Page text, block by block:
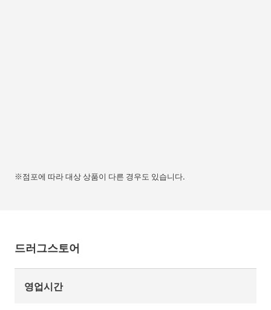
※점포에 따라 대상 상품이 다른 경우도 있습니다.
드러그스토어
영업시간